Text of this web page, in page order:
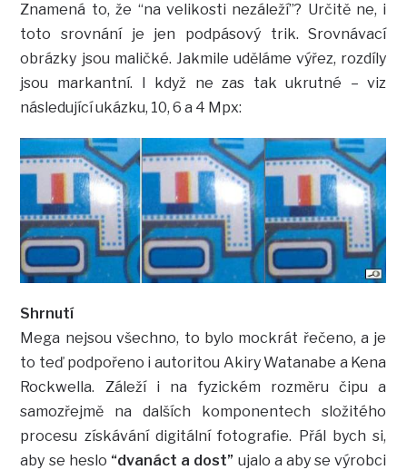
Znamená to, že “na velikosti nezáleží”? Určitě ne, i
toto srovnání je jen podpásový trik. Srovnávací
obrázky jsou maličké. Jakmile uděláme výřez, rozdíly
jsou markantní. I když ne zas tak ukrutné – viz
následující ukázku, 10, 6 a 4 Mpx:
Shrnutí
Mega nejsou všechno, to bylo mockrát řečeno, a je
to teď podpořeno i autoritou Akiry Watanabe a Kena
Rockwella. Záleží i na fyzickém rozměru čipu a
samozřejmě na dalších komponentech složitého
procesu získávání digitální fotografie. Přál bych si,
aby se heslo “dvanáct a dost” ujalo a aby se výrobci